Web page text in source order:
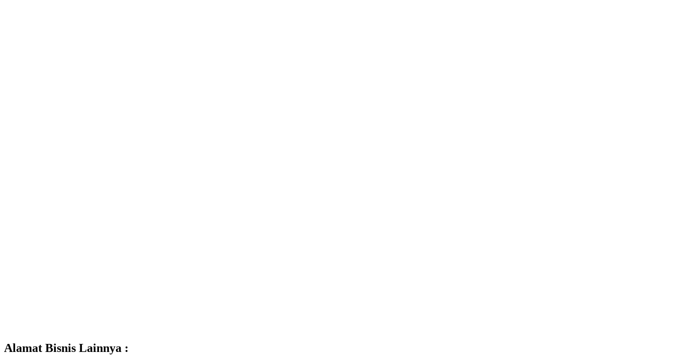
Alamat Bisnis Lainnya :